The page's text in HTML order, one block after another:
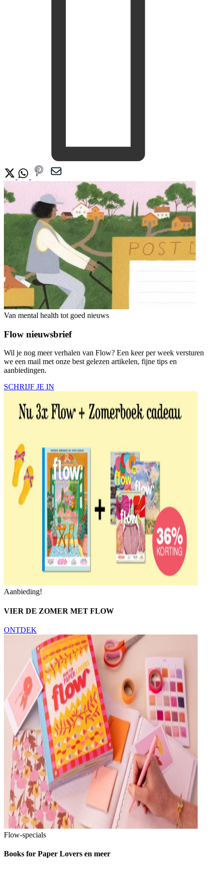
Van mental health tot goed nieuws
Flow nieuwsbrief
Wil je nog meer verhalen van Flow? Een keer per week versturen
we een mail met onze best gelezen artikelen, fijne tips en
aanbiedingen.
SCHRIJF JE IN
Aanbieding!
VIER DE ZOMER MET FLOW
ONTDEK
Flow-specials
Books for Paper Lovers en meer